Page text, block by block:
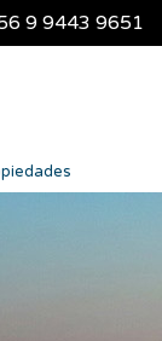
9 9443 9651